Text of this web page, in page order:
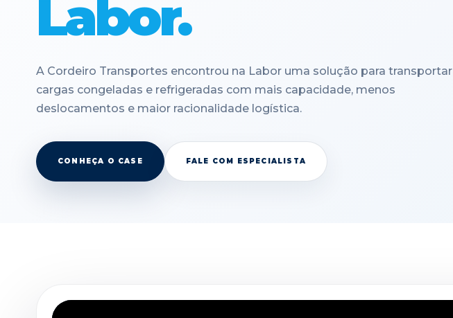
Labor.
A Cordeiro Transportes encontrou na Labor uma solução para transportar
cargas congeladas e refrigeradas com mais capacidade, menos
deslocamentos e maior racionalidade logística.
CONHEÇA O CASE FALE COM ESPECIALISTA